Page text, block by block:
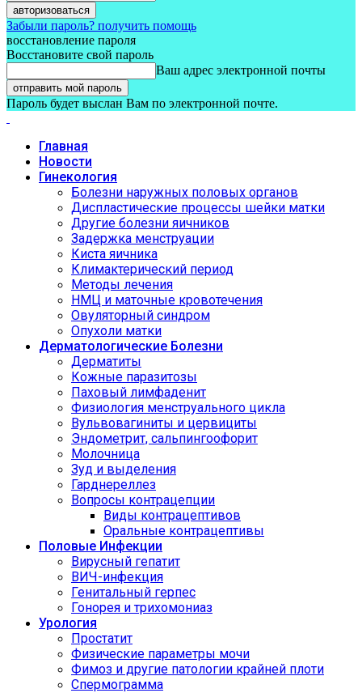
Забыли пароль? получить помощь
восстановление пароля
Восстановите свой пароль
Ваш адрес электронной почты
Пароль будет выслан Вам по электронной почте.
Главная
Новости
Гинекология
Болезни наружных половых органов
Диспластические процессы шейки матки
Другие болезни яичников
Задержка менструации
Киста яичника
Климактерический период
Методы лечения
НМЦ и маточные кровотечения
Овуляторный синдром
Опухоли матки
Дерматологические Болезни
Дерматиты
Кожные паразитозы
Паховый лимфаденит
Физиология менструального цикла
Вульвовагиниты и цервициты
Эндометрит, сальпингоофорит
Молочница
Зуд и выделения
Гарднереллез
Вопросы контрацепции
Виды контрацептивов
Оральные контрацептивы
Половые Инфекции
Вирусный гепатит
ВИЧ-инфекция
Генитальный герпес
Гонорея и трихомониаз
Урология
Простатит
Физические параметры мочи
Фимоз и другие патологии крайней плоти
Спермограмма